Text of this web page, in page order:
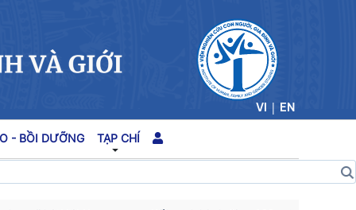
VI | EN
- BỒI DƯỠNG TẠP CHÍ